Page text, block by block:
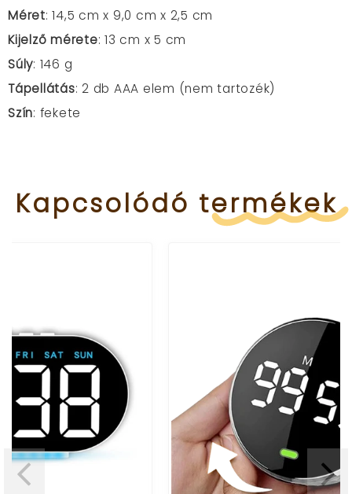
Méret: 14,5 cm x 9,0 cm x 2,5 cm
Kijelző mérete: 13 cm x 5 cm
Súly: 146 g
Tápellátás: 2 db AAA elem (nem tartozék)
Szín: fekete
Kapcsolódó termékek